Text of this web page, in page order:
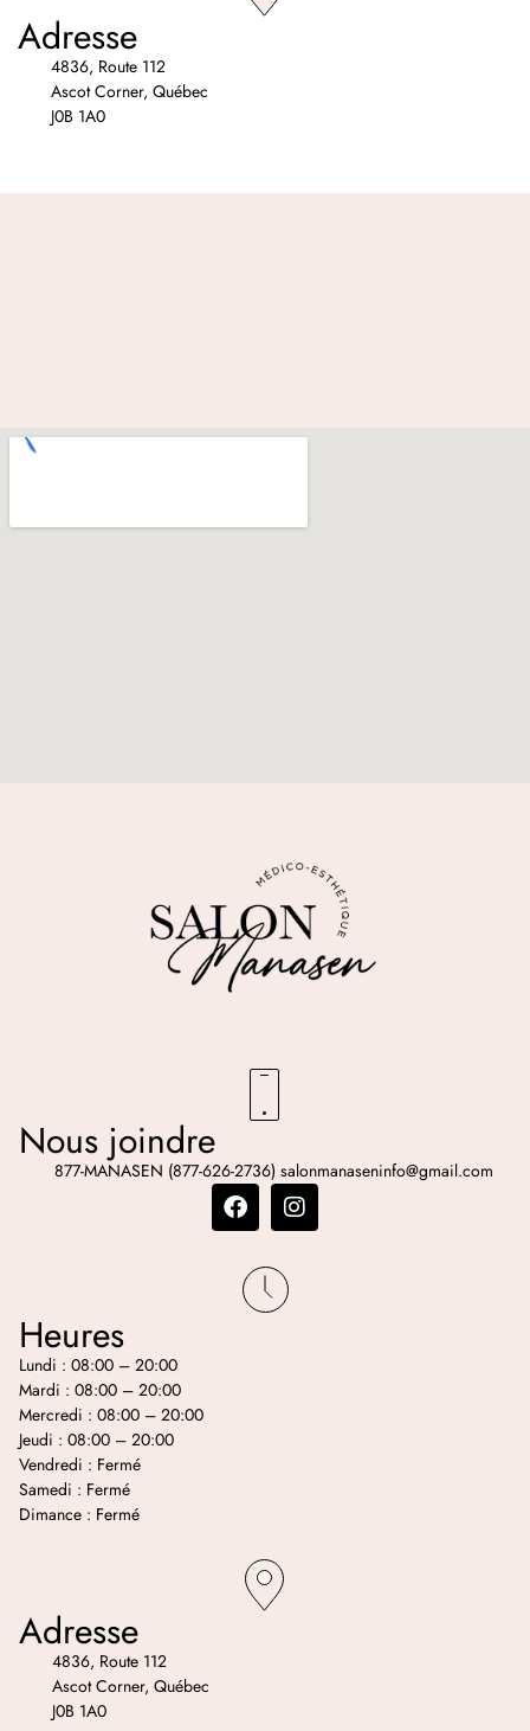
Adresse
4836, Route 112
Ascot Corner, Québec
J0B 1A0
Nous joindre
877-MANASEN (877-626-2736) salonmanaseninfo@gmail.com
Heures
Lundi : 08:00 – 20:00
Mardi : 08:00 – 20:00
Mercredi : 08:00 – 20:00
Jeudi : 08:00 – 20:00
Vendredi : Fermé
Samedi : Fermé
Dimance : Fermé
Adresse
4836, Route 112
Ascot Corner, Québec
J0B 1A0